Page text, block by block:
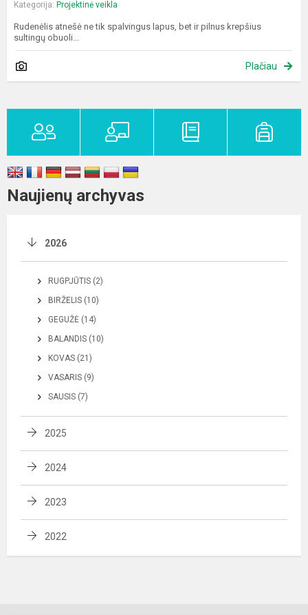
Kategorija: Projektinė veikla
Rudenėlis atnešė ne tik spalvingus lapus, bet ir pilnus krepšius
sultingų obuoli...
Plačiau
Naujienų archyvas
2026
RUGPJŪTIS (2)
BIRŽELIS (10)
GEGUŽĖ (14)
BALANDIS (10)
KOVAS (21)
VASARIS (9)
SAUSIS (7)
2025
2024
2023
2022